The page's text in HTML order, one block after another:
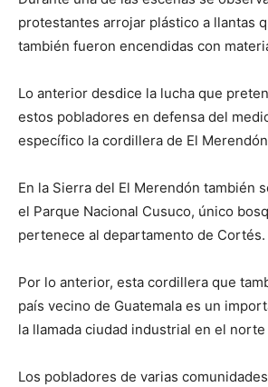
protestantes arrojar plástico a llantas
también fueron encendidas con
Lo anterior desdice la lucha que
estos pobladores en defensa del
específico la cordillera de El
En la Sierra del El Merendón también
el Parque Nacional Cusuco, único
pertenece al departamento de Cortés.
Por lo anterior, esta cordillera que
país vecino de Guatemala es un
la llamada ciudad industrial en el norte
Los pobladores de varias